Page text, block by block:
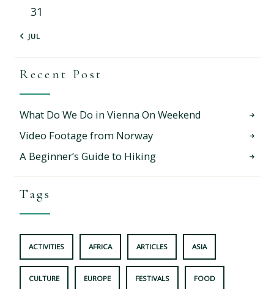
31
« JUL
Recent Post
What Do We Do in Vienna On Weekend
Video Footage from Norway
A Beginner’s Guide to Hiking
Tags
ACTIVITIES AFRICA ARTICLES ASIA
CULTURE EUROPE FESTIVALS FOOD